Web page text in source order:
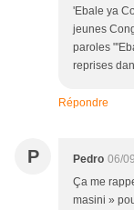
'Ebale ya
jeunes
paroles
reprises
Répondre
P Pedro 06/
Ça me
masini »